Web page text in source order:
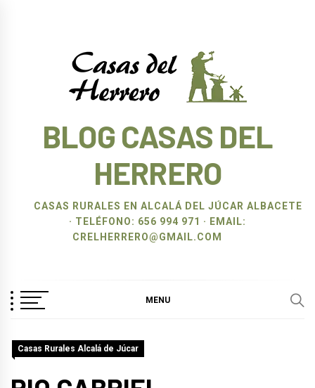
BLOG CASAS DEL
HERRERO
CASAS RURALES EN ALCALÁ DEL JÚCAR ALBACETE
· TELÉFONO: 656 994 971 · EMAIL:
CRELHERRERO@GMAIL.COM
MENU
Casas Rurales Alcalá de Júcar